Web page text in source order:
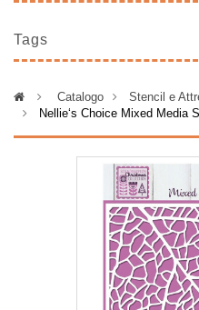
Tags
> Catalogo > Stencil e
>
Nellie‘s Choice Mixed Media